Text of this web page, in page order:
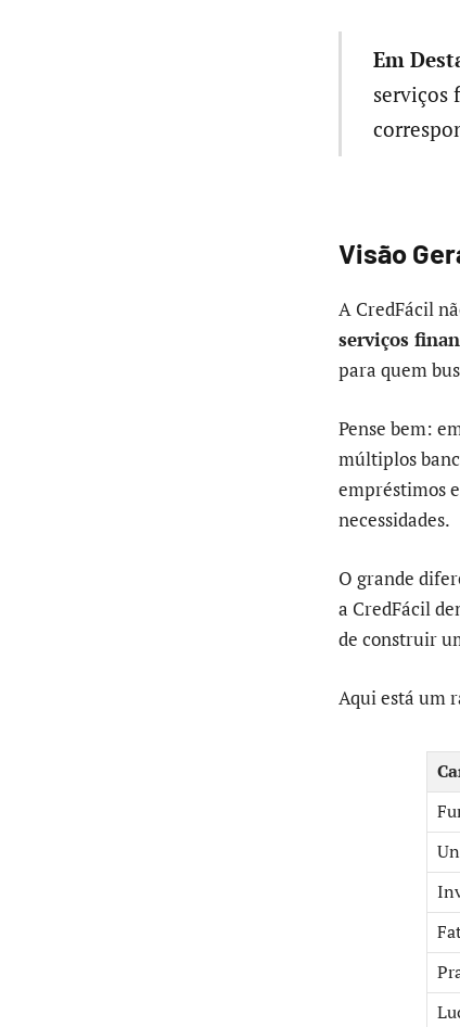
Em
serviços
Visão
A CredFácil
serviços
para quem
Pense bem:
múltiplos
empréstimos
necessidades.
O grande
a CredFácil
de construir
Aqui está um